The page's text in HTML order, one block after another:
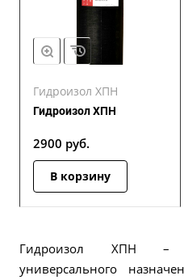
Гидроизол ХПН
Гидроизол ХПН
2900 руб.
В корзину
Гидроизол ХПН –
универсального